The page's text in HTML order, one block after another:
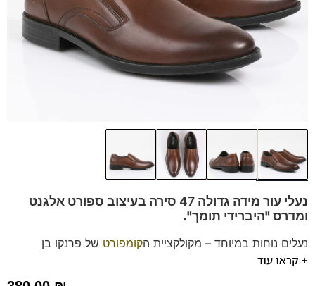
נעלי עור מידה גדולה 47 סירה בעיצוב ספורט אלגנט
ומדרס "היברידי תומך".
נעלים נוחות במיוחד – מקולקציית הקומפורט של פרנקו בן
הנעליים עשויות עור רך ואיכותי.
+ קראו עוד